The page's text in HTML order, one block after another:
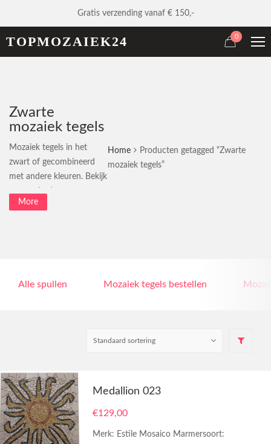
Gratis verzending vanaf € 150,-
TOPMOZAIEK24 0
Zwarte
mozaiek tegels
Mozaiek tegels in het
zwart of gecombineerd
met andere kleuren. Bekijk
More
Home
Producten getagged “Zwarte
mozaiek tegels”
Alle spullen Mozaiek tegels bestellen
Medallion 023
€129,00
Merk: Estile Mosaico Marmersoort: